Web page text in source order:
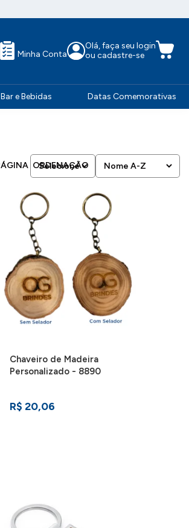
Minha Conta
Olá, faça seu login
ou cadastre-se
Bar e Bebidas Datas Comemorativas
Chaveiro de Madeira
Personalizado - 8890
R$ 20,06